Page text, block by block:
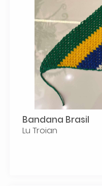
Bandana Brasil
Lu Troian